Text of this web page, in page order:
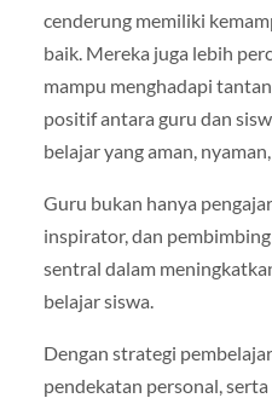
cenderung memiliki
baik. Mereka juga lebih
mampu menghadapi
positif antara guru dan
belajar yang aman,
Guru bukan hanya
inspirator, dan
sentral dalam
belajar siswa.
Dengan strategi
pendekatan personal,